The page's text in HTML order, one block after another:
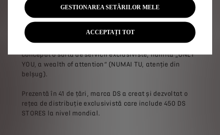
electrice, precum și plug-in hybrid cu până la 360 cai
putere și tracțiune integrală. Din anul 2024, fiecare
model nou lansat de DS Automobiles va fi 100% electric.
Pentru clienții săi cu gusturi rafinate, DS Automobiles a
conceput o suită de servicii exclusiviste, numită „ONLY
YOU, a wealth of attention“ (NUMAI TU, atenție din
belșug).
Prezentă în 41 de țări, marca DS a creat și dezvoltat o
rețea de distribuție exclusivistă care include 450 DS
STORES la nivel mondial.
GESTIONAREA SETĂRILOR MELE
ACCEPTAȚI TOT